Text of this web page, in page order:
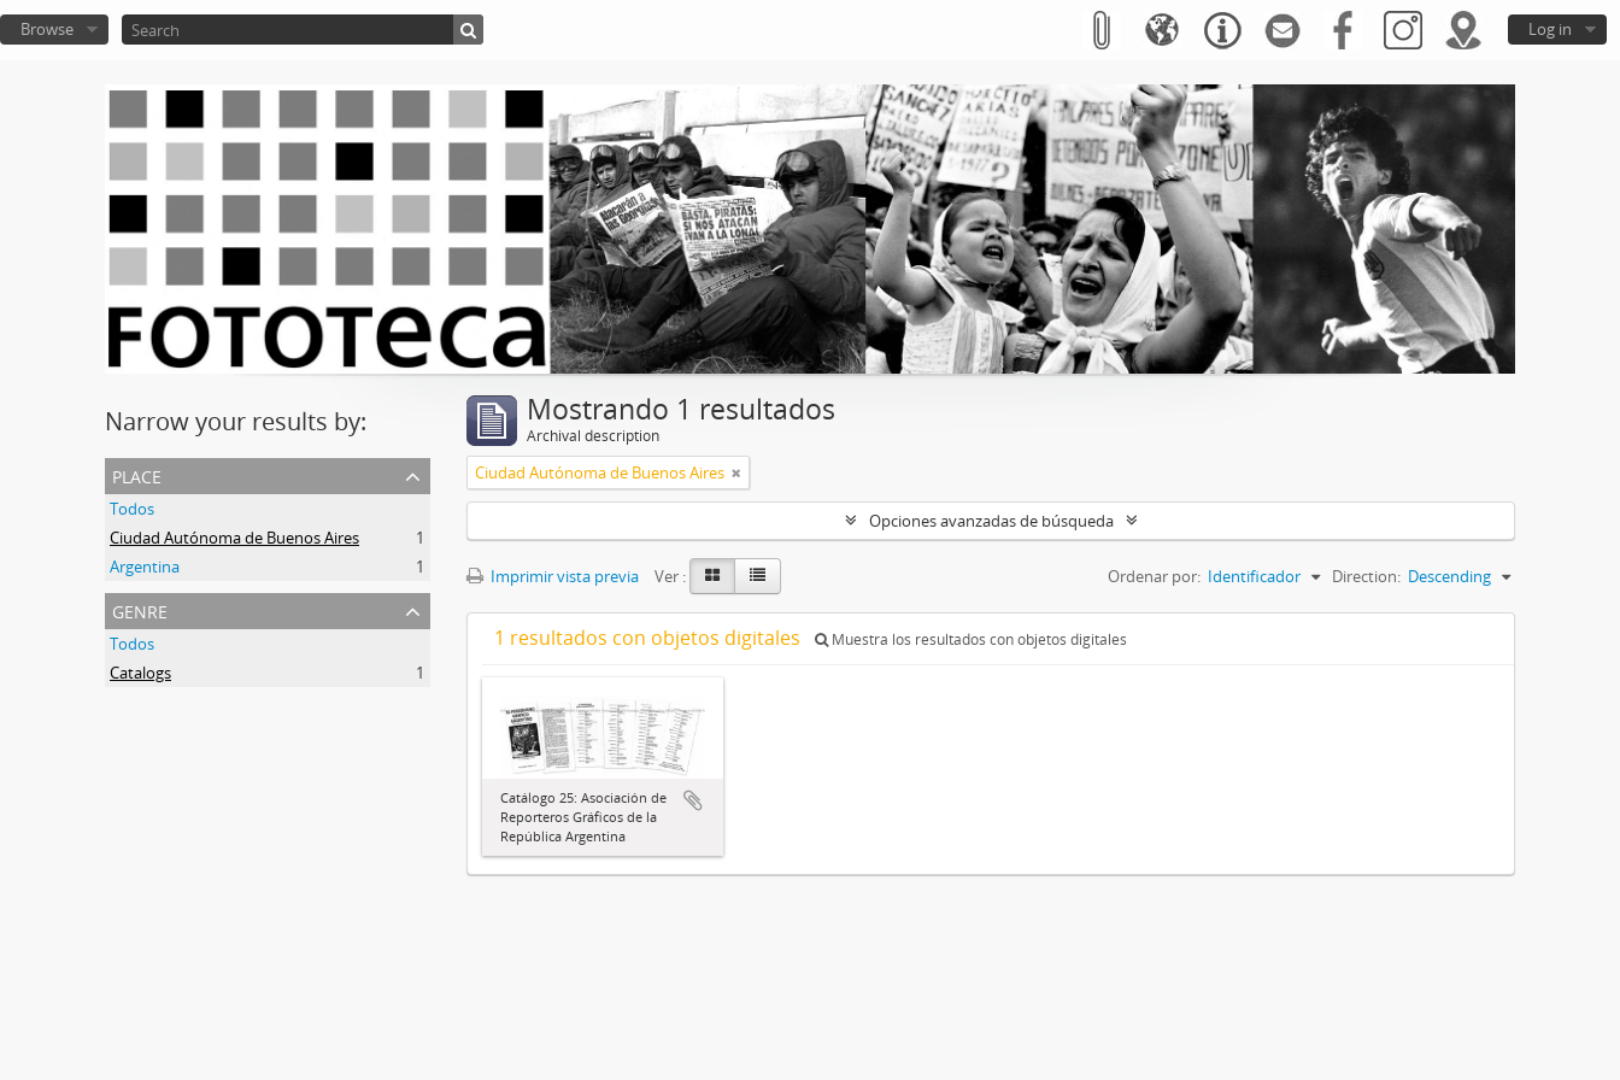
Log in
Browse
Narrow your results by:
place
Todos
Ciudad Autónoma de Buenos Aires
1
Argentina
1
genre
Todos
Catalogs
1
Mostrando 1 resultados
Archival description
Ciudad Autónoma de Buenos Aires
Opciones avanzadas de búsqueda
Imprimir vista previa Ver : Ordenar por: Identificador Direction: Descending
1 resultados con objetos digitales Muestra los resultados con objetos digitales
Catálogo 25: Asociación de
Reporteros Gráficos de la
República Argentina